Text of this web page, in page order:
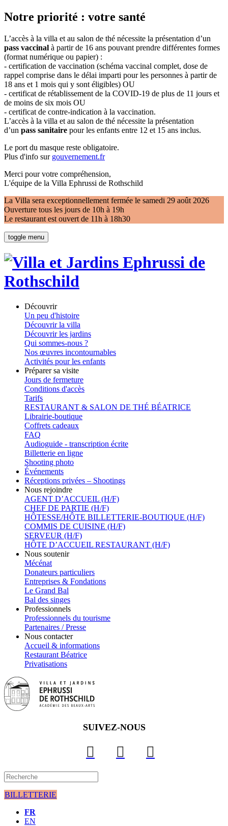
Notre priorité : votre santé
L’accès à la villa et au salon de thé nécessite la présentation d’un
pass vaccinal à partir de 16 ans pouvant prendre différentes formes
(format numérique ou papier) :
- certification de vaccination (schéma vaccinal complet, dose de
rappel comprise dans le délai imparti pour les personnes à partir de
18 ans et 1 mois qui y sont éligibles) OU
- certificat de rétablissement de la COVID-19 de plus de 11 jours et
de moins de six mois OU
- certificat de contre-indication à la vaccination.
L’accès à la villa et au salon de thé nécessite la présentation
d’un pass sanitaire pour les enfants entre 12 et 15 ans inclus.
Le port du masque reste obligatoire.
Plus d'info sur gouvernement.fr
Merci pour votre compréhension,
L'équipe de la Villa Ephrussi de Rothschild
La Villa sera exceptionnellement fermée le samedi 29 août 2026
Ouverture tous les jours de 10h à 19h
Le restaurant est ouvert de 11h à 18h30
toggle menu
Découvrir
Un peu d'histoire
Découvrir la villa
Découvrir les jardins
Qui sommes-nous ?
Nos œuvres incontournables
Activités pour les enfants
Préparer sa visite
Jours de fermeture
Conditions d'accès
Tarifs
RESTAURANT & SALON DE THÉ BÉATRICE
Librairie-boutique
Coffrets cadeaux
FAQ
Audioguide - transcription écrite
Billetterie en ligne
Shooting photo
Événements
Réceptions privées – Shootings
Nous rejoindre
AGENT D’ACCUEIL (H/F)
CHEF DE PARTIE (H/F)
HÔTESSE/HÔTE BILLETTERIE-BOUTIQUE (H/F)
COMMIS DE CUISINE (H/F)
SERVEUR (H/F)
HÔTE D’ACCUEIL RESTAURANT (H/F)
Nous soutenir
Mécénat
Donateurs particuliers
Entreprises & Fondations
Le Grand Bal
Bal des singes
Professionnels
Professionnels du tourisme
Partenaires / Presse
Nous contacter
Accueil & informations
Restaurant Béatrice
Privatisations
SUIVEZ-NOUS
BILLETTERIE
FR
EN